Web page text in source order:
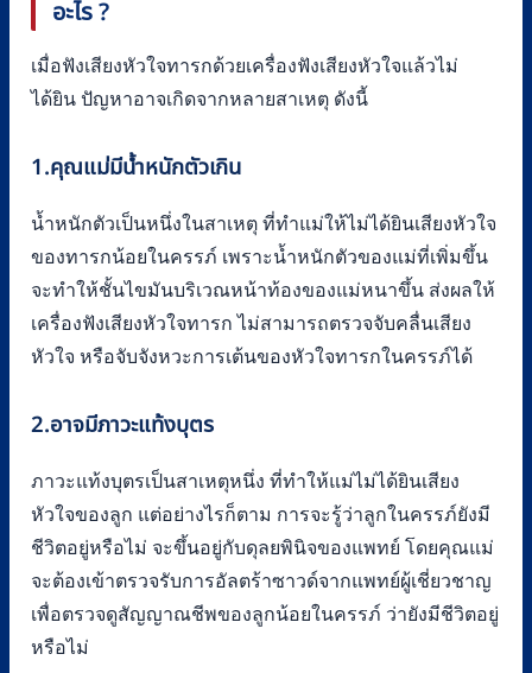
อะไร ?
เมื่อฟังเสียงหัวใจทารกด้วยเครื่องฟังเสียงหัวใจแล้วไม่
ได้ยิน ปัญหาอาจเกิดจากหลายสาเหตุ ดังนี้
1.คุณแม่มีน้ำหนักตัวเกิน
น้ำหนักตัวเป็นหนึ่งในสาเหตุ ที่ทำแม่ให้ไม่ได้ยินเสียงหัวใจ
ของทารกน้อยในครรภ์ เพราะน้ำหนักตัวของแม่ที่เพิ่มขึ้น
จะทำให้ชั้นไขมันบริเวณหน้าท้องของแม่หนาขึ้น ส่งผลให้
เครื่องฟังเสียงหัวใจทารก ไม่สามารถตรวจจับคลื่นเสียง
หัวใจ หรือจับจังหวะการเต้นของหัวใจทารกในครรภ์ได้
2.อาจมีภาวะแท้งบุตร
ภาวะแท้งบุตรเป็นสาเหตุหนึ่ง ที่ทำให้แม่ไม่ได้ยินเสียง
หัวใจของลูก แต่อย่างไรก็ตาม การจะรู้ว่าลูกในครรภ์ยังมี
ชีวิตอยู่หรือไม่ จะขึ้นอยู่กับดุลยพินิจของแพทย์ โดยคุณแม่
จะต้องเข้าตรวจรับการอัลตร้าซาวด์จากแพทย์ผู้เชี่ยวชาญ
เพื่อตรวจดูสัญญาณชีพของลูกน้อยในครรภ์ ว่ายังมีชีวิตอยู่
หรือไม่